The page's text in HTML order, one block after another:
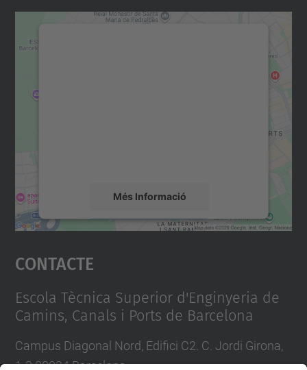
Més Informació
Accepta
powered by
Contacte
Escola Tècnica Superior d'Enginyeria de
Camins, Canals i Ports de Barcelona
Campus Diagonal Nord, Edifici C2. C. Jordi Girona,
1-3 08034 Barcelona